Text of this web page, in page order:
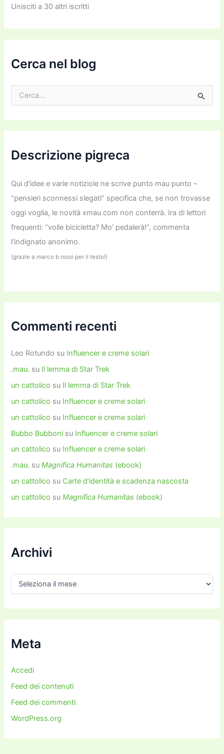
z
e
m
i
l
Unisciti a 30 altri iscritti
Cerca nel blog
c
a
Descrizione pigreca
Qui d’idee e varie notiziole ne scrive punto mau punto –
“pensieri sconnessi slegati” specifica che, se non trovasse
oggi voglia, le novità xmau com non conterrà. Ira di lettori
frequenti: “volle bicicletta? Mo’ pedalerà!”, commenta
l’indignato anonimo.
(grazie a marco b rossi per il testo!)
Commenti recenti
Leo Rotundo su Influencer e creme solari
.mau. su Il lemma di Star Trek
un cattolico su Il lemma di Star Trek
un cattolico su Influencer e creme solari
un cattolico su Influencer e creme solari
Bubbo Bubboni su Influencer e creme solari
un cattolico su Influencer e creme solari
.mau. suMagnifica Humanitas (ebook)
un cattolico su Carte d’identità e scadenza nascosta
un cattolico suMagnifica Humanitas (ebook)
Archivi
h
i
iMeta
Accedi
Feed dei contenuti
Feed dei commenti
WordPress.org